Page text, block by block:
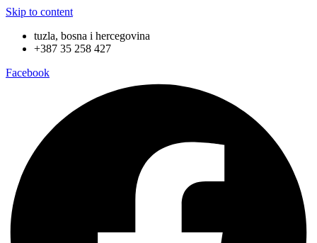
Skip to content
tuzla, bosna i hercegovina
+387 35 258 427
Facebook